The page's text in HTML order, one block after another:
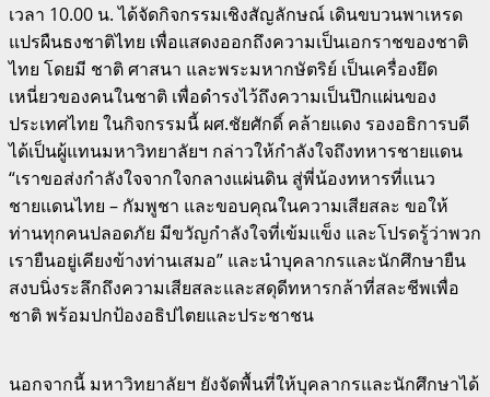
เวลา 10.00 น. ได้จัดกิจกรรมเชิงสัญลักษณ์ เดินขบวนพาเหรด
แปรผืนธงชาติไทย เพื่อแสดงออกถึงความเป็นเอกราชของชาติ
ไทย โดยมี ชาติ ศาสนา และพระมหากษัตริย์ เป็นเครื่องยึด
เหนี่ยวของคนในชาติ เพื่อดำรงไว้ถึงความเป็นปึกแผ่นของ
ประเทศไทย ในกิจกรรมนี้ ผศ.ชัยศักดิ์ คล้ายแดง รองอธิการบดี
ได้เป็นผู้แทนมหาวิทยาลัยฯ กล่าวให้กำลังใจถึงทหารชายแดน
“เราขอส่งกำลังใจจากใจกลางแผ่นดิน สู่พี่น้องทหารที่แนว
ชายแดนไทย – กัมพูชา และขอบคุณในความเสียสละ ขอให้
ท่านทุกคนปลอดภัย มีขวัญกำลังใจที่เข้มแข็ง และโปรดรู้ว่าพวก
เรายืนอยู่เคียงข้างท่านเสมอ” และนำบุคลากรและนักศึกษายืน
สงบนิ่งระลึกถึงความเสียสละและสดุดีทหารกล้าที่สละชีพเพื่อ
ชาติ พร้อมปกป้องอธิปไตยและประชาชน
นอกจากนี้ มหาวิทยาลัยฯ ยังจัดพื้นที่ให้บุคลากรและนักศึกษาได้